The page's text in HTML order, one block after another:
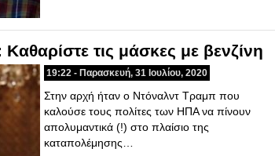
Καθαρίστε τις μάσκες με βενζίνη
19:22 - Παρασκευή, 31 Ιουλίου, 2020
Στην αρχή ήταν ο Ντόναλντ Τραμπ που
καλούσε τους πολίτες των ΗΠΑ να πίνουν
απολυμαντικά (!) στο πλαίσιο της
καταπολέμησης…